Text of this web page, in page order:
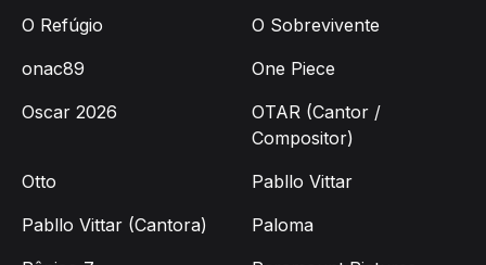
O Refúgio
O Sobrevivente
onac89
One Piece
Oscar 2026
OTAR (Cantor /
Compositor)
Otto
Pabllo Vittar
Pabllo Vittar (Cantora)
Paloma